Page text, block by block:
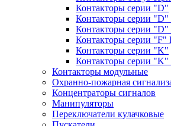
Контакторы серии "D"
Контакторы серии "D"
Контакторы серии "D"
Контакторы серии "F"
Контакторы серии "K"
Контакторы серии "K"
Контакторы модульные
Охранно-пожарная
Концентраторы сигналов
Манипуляторы
Переключатели кулачковые